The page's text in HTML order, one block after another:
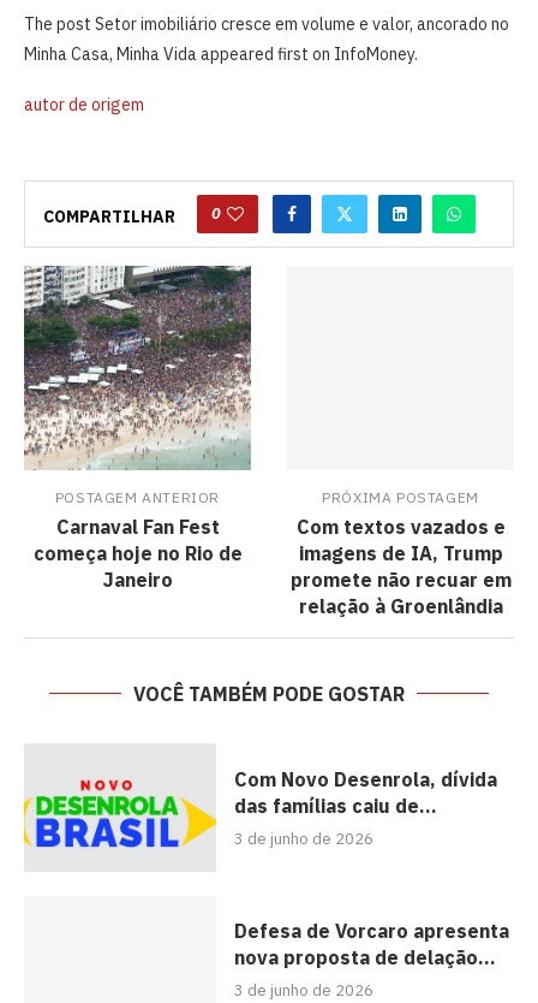
The post Setor imobiliário cresce em volume e valor, ancorado no
Minha Casa, Minha Vida appeared first on InfoMoney.
autor de origem
COMPARTILHAR 0
POSTAGEM ANTERIOR
Carnaval Fan Fest
começa hoje no Rio de
Janeiro
PRÓXIMA POSTAGEM
Com textos vazados e
imagens de IA, Trump
promete não recuar em
relação à Groenlândia
VOCÊ TAMBÉM PODE GOSTAR
Com Novo Desenrola, dívida
das famílias caiu de...
3 de junho de 2026
Defesa de Vorcaro apresenta
nova proposta de delação...
3 de junho de 2026